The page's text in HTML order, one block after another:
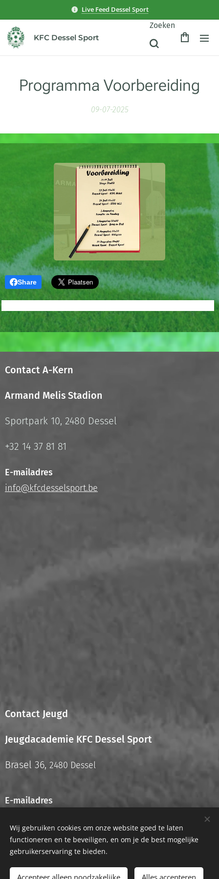
Live Feed Dessel Sport
KFC Dessel Sport
Zoeken
Programma Voorbereiding
09-07-2025
Share
Contact A-Kern
Armand Melis Stadion
Sportpark 10, 2480 Dessel
+32 14 37 81 81
E-mailadres
info@kfcdesselsport.be
Contact Jeugd
Jeugdacademie KFC Dessel Sport
Brasel 36, 2480 Dessel
E-mailadres
Wij gebruiken cookies om onze website goed te laten
functioneren en te beveiligen, en om je de best mogelijke
gebruikerservaring te bieden.
Accepteer alleen noodzakelijke Alles accepteren